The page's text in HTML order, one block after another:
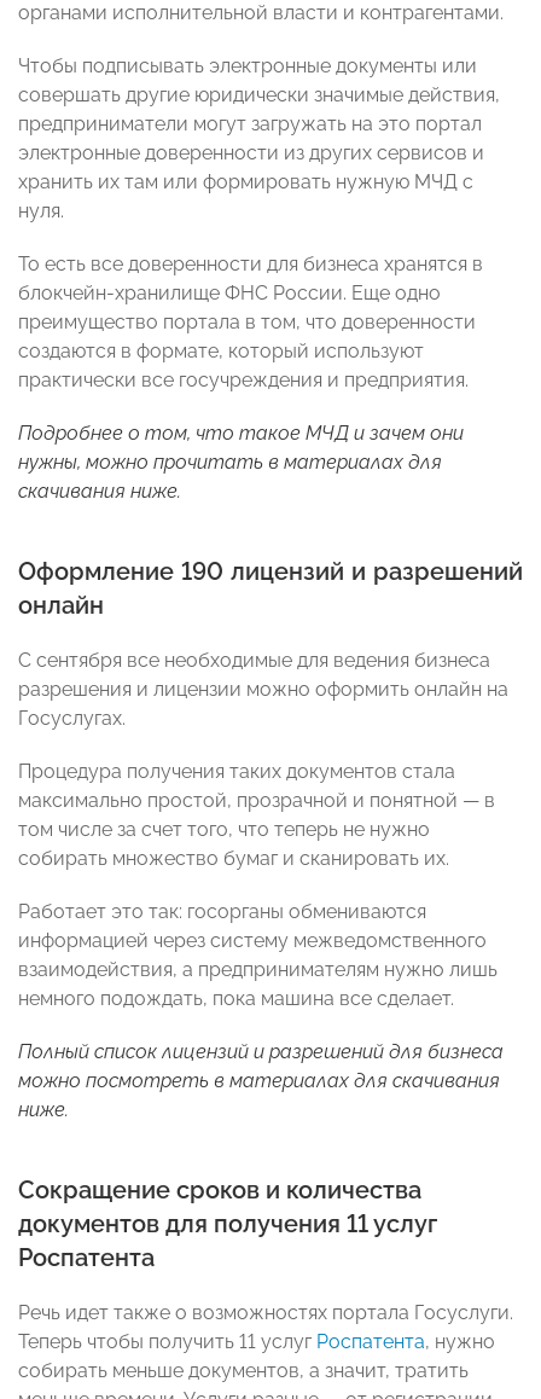
органами исполнительной власти и контрагентами.
Чтобы подписывать электронные документы или
совершать другие юридически значимые действия,
предприниматели могут загружать на это портал
электронные доверенности из других сервисов и
хранить их там или формировать нужную МЧД с
нуля.
То есть все доверенности для бизнеса хранятся в
блокчейн-хранилище ФНС России. Еще одно
преимущество портала в том, что доверенности
создаются в формате, который используют
практически все госучреждения и предприятия.
Подробнее о том, что такое МЧД и зачем они
нужны, можно прочитать в материалах для
скачивания ниже.
Оформление 190 лицензий и разрешений
онлайн
С сентября все необходимые для ведения бизнеса
разрешения и лицензии можно оформить онлайн на
Госуслугах.
Процедура получения таких документов стала
максимально простой, прозрачной и понятной — в
том числе за счет того, что теперь не нужно
собирать множество бумаг и сканировать их.
Работает это так: госорганы обмениваются
информацией через систему межведомственного
взаимодействия, а предпринимателям нужно лишь
немного подождать, пока машина все сделает.
Полный список лицензий и разрешений для бизнеса
можно посмотреть в материалах для скачивания
ниже.
Сокращение сроков и количества
документов для получения 11 услуг
Роспатента
Речь идет также о возможностях портала Госуслуги.
Теперь чтобы получить 11 услуг Роспатента, нужно
собирать меньше документов, а значит, тратить